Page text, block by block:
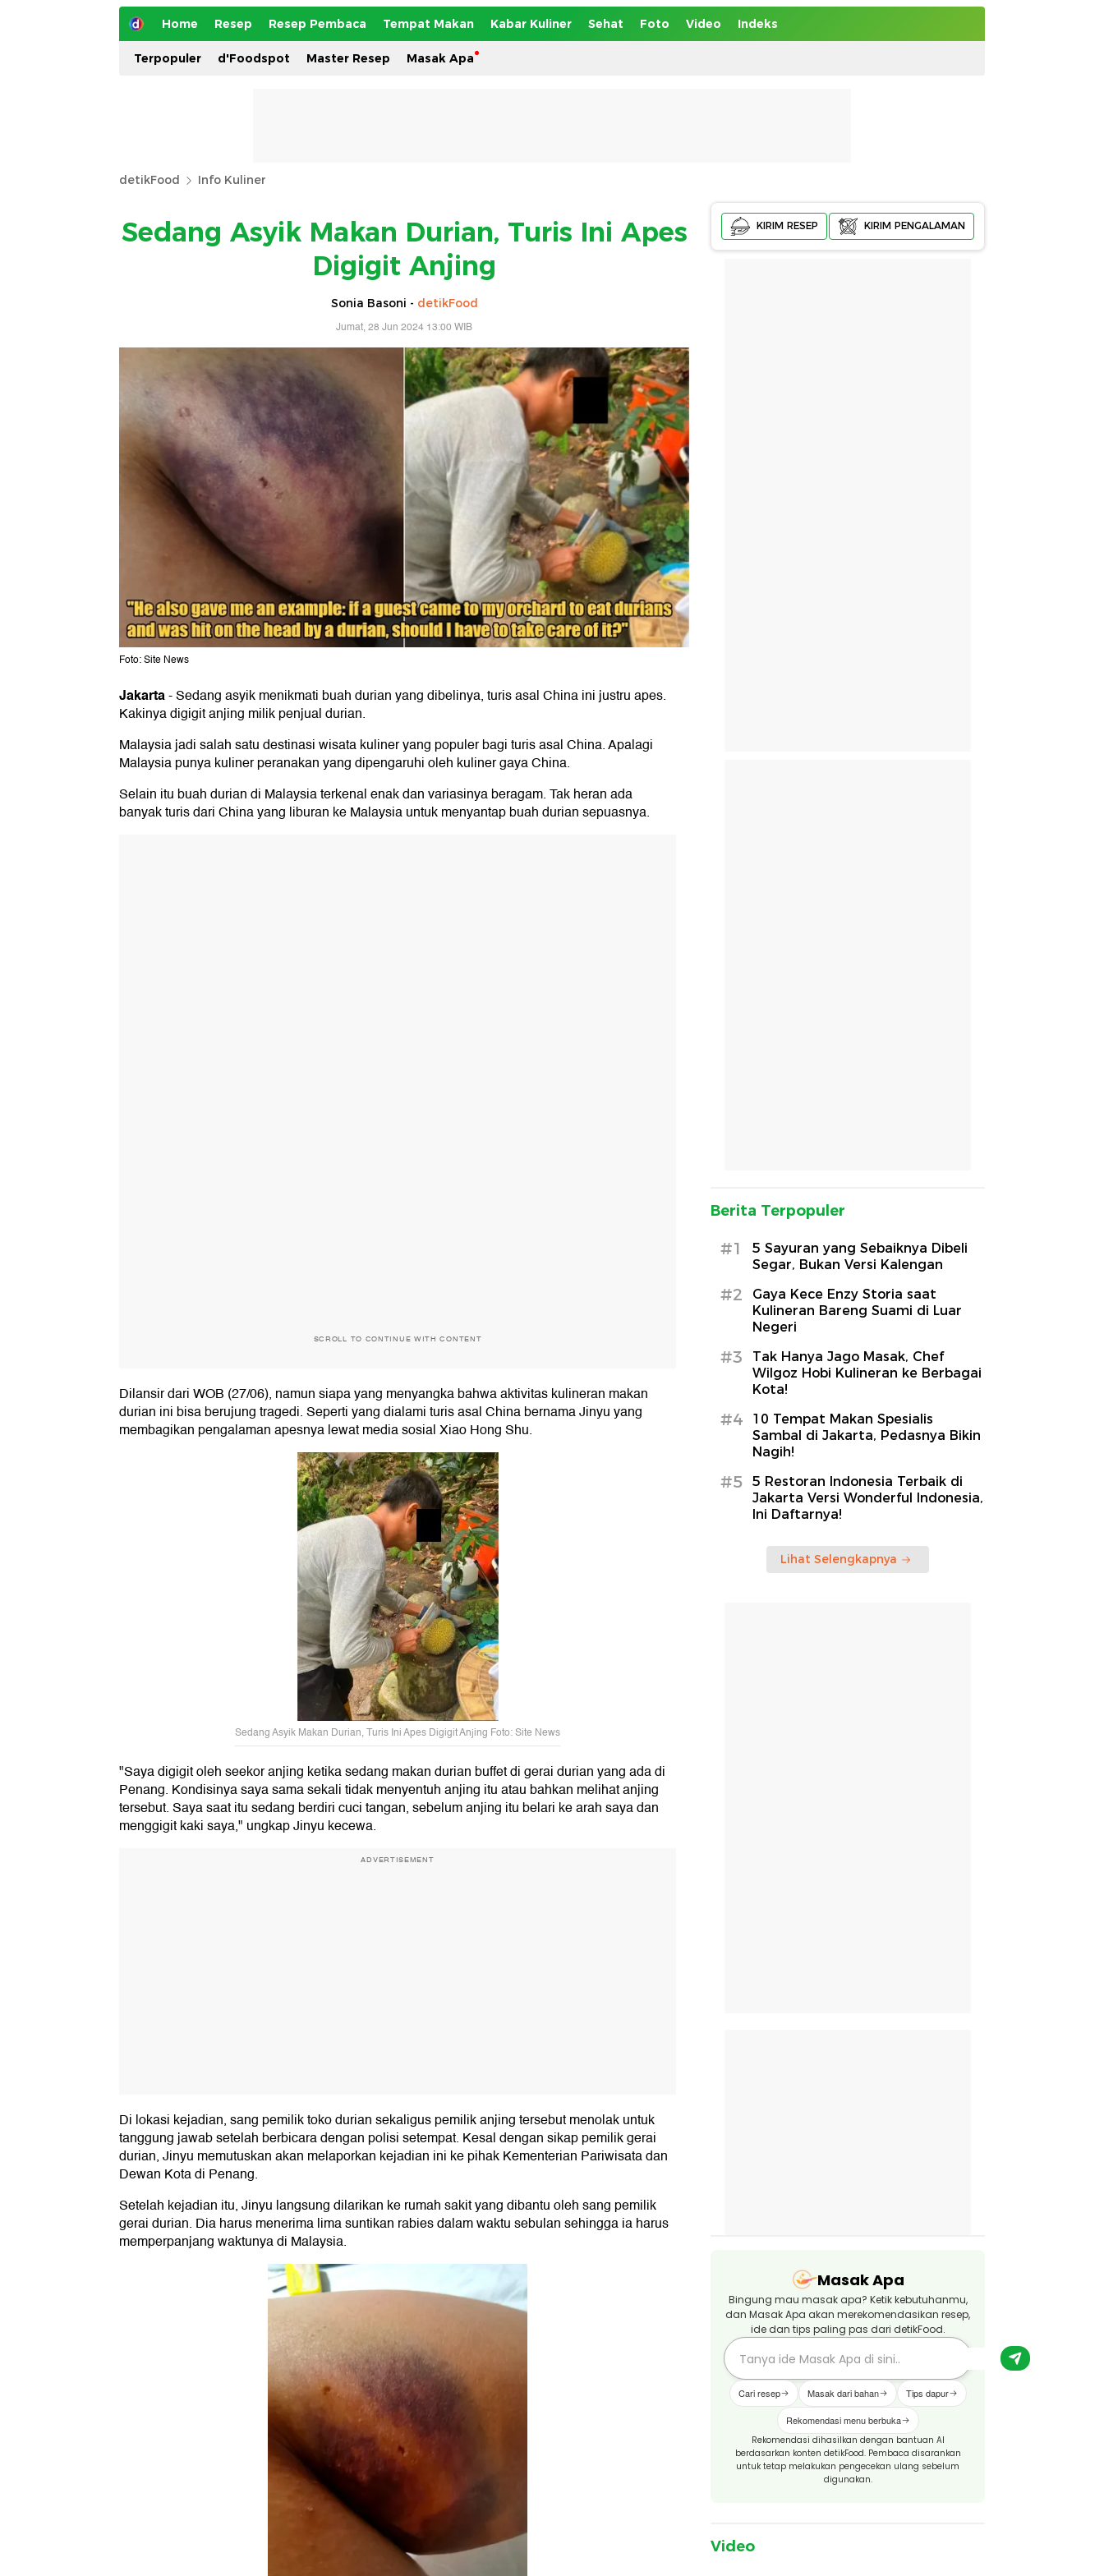
Home Resep Resep Pembaca Tempat Makan Kabar Kuliner Sehat Foto Video Indeks
Terpopuler d'Foodspot Master Resep Masak Apa
detikFood Info Kuliner
Sedang Asyik Makan Durian, Turis Ini Apes
Digigit Anjing
Sonia Basoni - detikFood
Jumat, 28 Jun 2024 13:00 WIB
Foto: Site News
Jakarta-Sedang asyik menikmati buah durian yang dibelinya, turis asal China ini justru apes.
Kakinya digigit anjing milik penjual durian.
Malaysia jadi salah satu destinasi wisata kuliner yang populer bagi turis asal China. Apalagi
Malaysia punya kuliner peranakan yang dipengaruhi oleh kuliner gaya China.
Selain itu buah durian di Malaysia terkenal enak dan variasinya beragam. Tak heran ada
banyak turis dari China yang liburan ke Malaysia untuk menyantap buah durian sepuasnya.
SCROLL TO CONTINUE WITH CONTENT
Dilansir dari WOB (27/06), namun siapa yang menyangka bahwa aktivitas kulineran makan
durian ini bisa berujung tragedi. Seperti yang dialami turis asal China bernama Jinyu yang
membagikan pengalaman apesnya lewat media sosial Xiao Hong Shu.
Sedang Asyik Makan Durian, Turis Ini Apes Digigit Anjing Foto: Site News
"Saya digigit oleh seekor anjing ketika sedang makan durian buffet di gerai durian yang ada di
Penang. Kondisinya saya sama sekali tidak menyentuh anjing itu atau bahkan melihat anjing
tersebut. Saya saat itu sedang berdiri cuci tangan, sebelum anjing itu belari ke arah saya dan
menggigit kaki saya," ungkap Jinyu kecewa.
ADVERTISEMENT
Di lokasi kejadian, sang pemilik toko durian sekaligus pemilik anjing tersebut menolak untuk
tanggung jawab setelah berbicara dengan polisi setempat. Kesal dengan sikap pemilik gerai
durian, Jinyu memutuskan akan melaporkan kejadian ini ke pihak Kementerian Pariwisata dan
Dewan Kota di Penang.
Setelah kejadian itu, Jinyu langsung dilarikan ke rumah sakit yang dibantu oleh sang pemilik
gerai durian. Dia harus menerima lima suntikan rabies dalam waktu sebulan sehingga ia harus
memperpanjang waktunya di Malaysia.
KIRIM RESEP KIRIM PENGALAMAN
Berita Terpopuler
#1
5 Sayuran yang Sebaiknya Dibeli
Segar, Bukan Versi Kalengan
#2
Gaya Kece Enzy Storia saat
Kulineran Bareng Suami di Luar
Negeri
#3
Tak Hanya Jago Masak, Chef
Wilgoz Hobi Kulineran ke Berbagai
Kota!
#4
10 Tempat Makan Spesialis
Sambal di Jakarta, Pedasnya Bikin
Nagih!
#5
5 Restoran Indonesia Terbaik di
Jakarta Versi Wonderful Indonesia,
Ini Daftarnya!
Lihat Selengkapnya
Masak Apa
Bingung mau masak apa? Ketik kebutuhanmu,
dan Masak Apa akan merekomendasikan resep,
ide dan tips paling pas dari detikFood.
Cari resep Masak dari bahan Tips dapur
Rekomendasi menu berbuka
Rekomendasi dihasilkan dengan bantuan AI
berdasarkan konten detikFood. Pembaca disarankan
untuk tetap melakukan pengecekan ulang sebelum
digunakan.
Video